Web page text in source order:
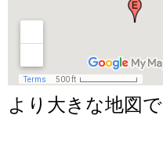
より大きな地図で